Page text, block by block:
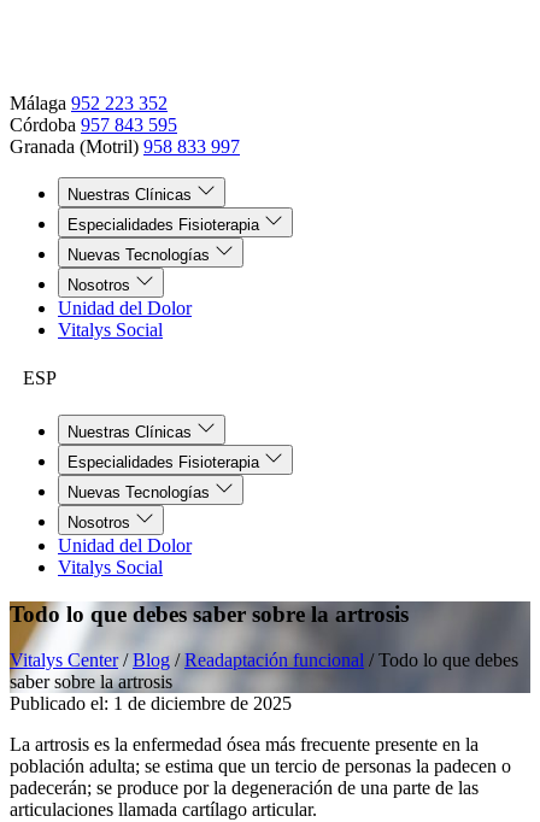
Málaga 952 223 352
Córdoba 957 843 595
Granada (Motril) 958 833 997
Nuestras Clínicas
Especialidades Fisioterapia
Nuevas Tecnologías
Nosotros
Unidad del Dolor
Vitalys Social
ESP
Nuestras Clínicas
Especialidades Fisioterapia
Nuevas Tecnologías
Nosotros
Unidad del Dolor
Vitalys Social
Todo lo que debes saber sobre la artrosis
Vitalys Center / Blog / Readaptación funcional /Todo lo que debes
saber sobre la artrosis
Publicado el: 1 de diciembre de 2025
La artrosis es la enfermedad ósea más frecuente presente en la
población adulta; se estima que un tercio de personas la padecen o
padecerán; se produce por la degeneración de una parte de las
articulaciones llamada cartílago articular.